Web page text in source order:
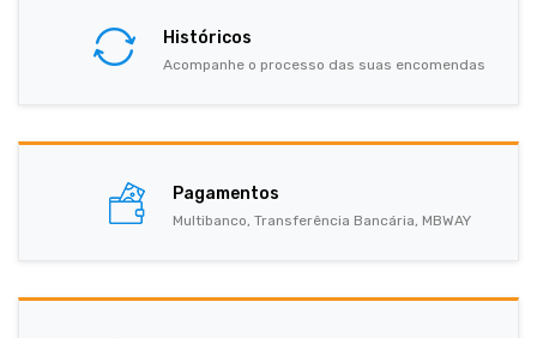
Históricos
Acompanhe o processo das suas encomendas
Pagamentos
Multibanco, Transferência Bancária, MBWAY